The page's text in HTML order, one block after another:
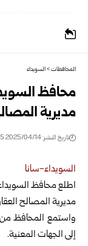
المحافظات>السويداء
محافظ
مديرية
تاريخ النشر: 2025/04/14 3:55 مساءً
السويداء-سانا
اطلع محافظ
مديرية المصالح
واستمع المحافظ من
إلى الجهات المعنية.